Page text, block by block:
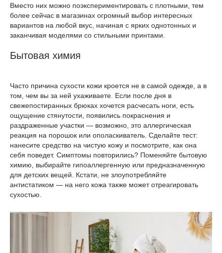
Вместо них можно поэкспериментировать с плотными, тем
более сейчас в магазинах огромный выбор интересных
вариантов на любой вкус, начиная с ярких однотонных и
заканчивая моделями со стильными принтами.
Бытовая химия
Часто причина сухости кожи кроется не в самой одежде, а в
том, чем вы за ней ухаживаете. Если после дня в
свежепостиранных брюках хочется расчесать ноги, есть
ощущение стянутости, появились покраснения и
раздраженные участки — возможно, это аллергическая
реакция на порошок или ополаскиватель. Сделайте тест:
нанесите средство на чистую кожу и посмотрите, как она
себя поведет. Симптомы повторились? Поменяйте бытовую
химию, выбирайте гипоаллергенную или предназначенную
для детских вещей. Кстати, не злоупотребляйте
антистатиком — на него кожа также может отреагировать
сухостью.